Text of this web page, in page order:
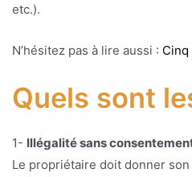
etc.).
N’hésitez pas à lire aussi :
Quels sont
1- Illégalité sans
Le propriétaire doit donner